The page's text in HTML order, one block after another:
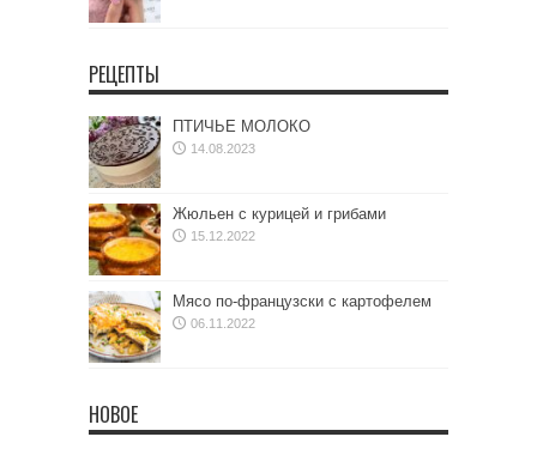
РЕЦЕПТЫ
ПТИЧЬЕ МОЛОКО
14.08.2023
Жюльен с курицей и грибами
15.12.2022
Мясо по-французски с картофелем
06.11.2022
НОВОЕ